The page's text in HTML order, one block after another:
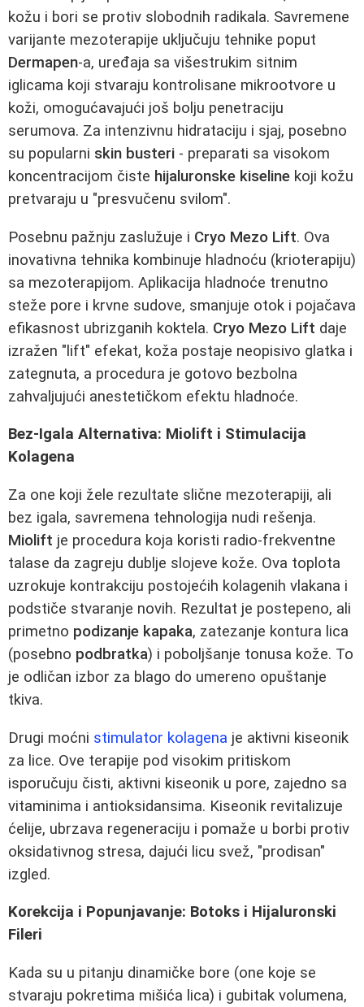
kožu i bori se protiv slobodnih radikala. Savremene
varijante mezoterapije uključuju tehnike poput
Dermapen-a, uređaja sa višestrukim sitnim
iglicama koji stvaraju kontrolisane mikrootvore u
koži, omogućavajući još bolju penetraciju
serumova. Za intenzivnu hidrataciju i sjaj, posebno
su popularni skin busteri - preparati sa visokom
koncentracijom čiste hijaluronske kiseline koji kožu
pretvaraju u "presvučenu svilom".
Posebnu pažnju zaslužuje i Cryo Mezo Lift. Ova
inovativna tehnika kombinuje hladnoću (krioterapiju)
sa mezoterapijom. Aplikacija hladnoće trenutno
steže pore i krvne sudove, smanjuje otok i pojačava
efikasnost ubrizganih koktela. Cryo Mezo Lift daje
izražen "lift" efekat, koža postaje neopisivo glatka i
zategnuta, a procedura je gotovo bezbolna
zahvaljujući anestetičkom efektu hladnoće.
Bez-Igala Alternativa: Miolift i Stimulacija
Kolagena
Za one koji žele rezultate slične mezoterapiji, ali
bez igala, savremena tehnologija nudi rešenja.
Miolift je procedura koja koristi radio-frekventne
talase da zagreju dublje slojeve kože. Ova toplota
uzrokuje kontrakciju postojećih kolagenih vlakana i
podstiče stvaranje novih. Rezultat je postepeno, ali
primetno podizanje kapaka, zatezanje kontura lica
(posebno podbratka) i poboljšanje tonusa kože. To
je odličan izbor za blago do umereno opuštanje
tkiva.
Drugi moćni stimulator kolagena je aktivni kiseonik
za lice. Ove terapije pod visokim pritiskom
isporučuju čisti, aktivni kiseonik u pore, zajedno sa
vitaminima i antioksidansima. Kiseonik revitalizuje
ćelije, ubrzava regeneraciju i pomaže u borbi protiv
oksidativnog stresa, dajući licu svež, "prodisan"
izgled.
Korekcija i Popunjavanje: Botoks i Hijaluronski
Fileri
Kada su u pitanju dinamičke bore (one koje se
stvaraju pokretima mišića lica) i gubitak volumena,